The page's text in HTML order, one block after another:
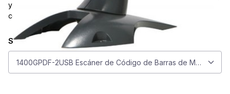
y está diseñado para un uso general confiable con
conectividad USB y multi-interfaz.
Seleccionar modelo
1400GPDF-2USB Escáner de Código de Barras de Mano